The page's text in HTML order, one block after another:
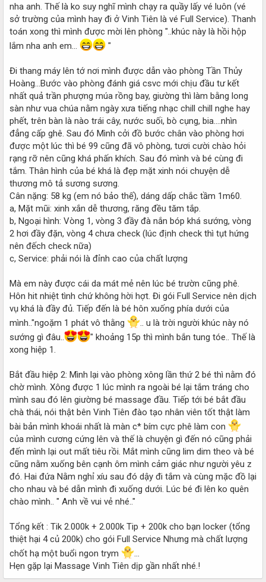
nha anh. Thế là ko suy nghĩ mình chạy ra quầy lấy vé luôn (vé
sở trường của mình hay đi ở Vinh Tiên là vé Full Service). Thanh
toán xong thì mình được mời lên phòng "..khúc này là hồi hộp
lắm nha anh em...
"
Đi thang máy lên tớ nơi mình được dẫn vào phòng Tần Thủy
Hoàng...Bước vào phòng đánh giá csvc mới chịu đầu tư kết
nhất quả trần phượng múa rồng bay, giường thì làm bằng long
sàn như vua chúa nằm ngày xưa tiếng nhạc chill chill nghe hay
phết, trên bàn là nào trái cây, nước suối, bò cụng, bia....nhìn
đẳng cấp ghê. Sau đó Mình cởi đồ bước chân vào phòng hơi
được một lúc thì bé 99 cũng đã vô phòng, tươi cười chào hỏi
rạng rỡ nên cũng khá phấn khích. Sau đó mình và bé cùng đi
tắm. Thân hình của bé khá là đẹp mặt xinh nói chuyện dễ
thương mô tả sương sương.
Cân nặng: 58 kg (em nó bảo thế), dáng dấp chắc tầm 1m60.
a, Mặt mũi: xinh xắn dễ thương, răng đều tăm tắp.
b, Ngoại hình: Vòng 1, vòng 3 đầy đà nắn bóp khá sướng, vòng
2 hơi đầy đặn, vòng 4 chưa check (lúc định check thì tụt hứng
nên đếch check nữa)
c, Service: phải nói là đỉnh cao của chất lượng
Mà em này được cái da mát mẻ nên lúc bé trườn cũng phê.
Hôn hit nhiệt tình chứ không hời hợt. Đi gói Full Service nên dịch
vụ khá là đầy đủ. Tiếp đến là bé hôn xuống phía dưới của
mình.."ngoặm 1 phát vô thằng
.. u là trời người khúc này nó
sướng gì đâu..
" khoảng 15p thì mình bắn tung tóe.. Thế là
xong hiệp 1.
Bắt đầu hiệp 2: Mình lại vào phòng xông lần thứ 2 bé thì nằm đó
chờ mình. Xông được 1 lúc mình ra ngoài bé lại tắm tráng cho
mình sau đó lên giường bé massage đầu. Tiếp tới bé bắt đầu
chà thái, nói thật bên Vinh Tiên đào tạo nhân viên tốt thật làm
bài bản mình khoái nhất là màn c* bím cực phê làm con
của mình cương cứng lên và thế là chuyện gì đến nó cũng phải
đến mình lại out mất tiêu rồi. Mắt mình cũng lim dim theo và bé
cũng nằm xuống bên cạnh ôm mình cảm giác như người yêu z
đó. Hai đứa Nằm nghỉ xíu sau đó dậy đi tắm và cùng mặc đồ lại
cho nhau và bé dẫn mình đi xuống dưới. Lúc bé đi lên ko quên
chào mình.. " Anh về vui vẻ nhé.."
Tổng kết : Tik 2.000k + 2.000k Tip + 200k cho bạn locker (tổng
thiệt hại 4 củ 200k) cho gói Full Service Nhưng mà chất lượng
chốt hạ một buổi ngon trym
Hẹn gặp lại Massage Vinh Tiên dịp gần nhất nhé.!